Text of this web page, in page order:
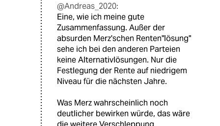
@Andreas_2020:
Eine, wie ich meine gute
Zusammenfassung. Außer der
absurden Merz'schen Renten"lösung"
sehe ich bei den anderen Parteien
keine Alternativlösungen. Nur die
Festlegung der Rente auf niedrigem
Niveau für die nächsten Jahre.
Was Merz wahrscheinlich noch
deutlicher bewirken würde, das wäre